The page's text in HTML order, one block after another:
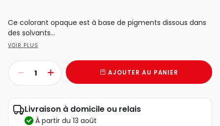
Ce colorant opaque est à base de pigments dissous dans
des solvants...
VOIR PLUS
AJOUTER AU PANIER
Livraison à domicile ou relais
à partir du 13 août